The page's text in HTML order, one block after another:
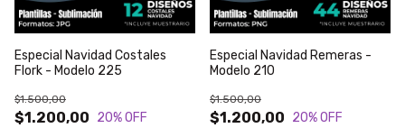
Especial Navidad Costales
Flork - Modelo 225
$1.200,00
$1.500,00
20% OFF
Especial Navidad Remeras -
Modelo 210
$1.200,00
$1.500,00
20% OFF